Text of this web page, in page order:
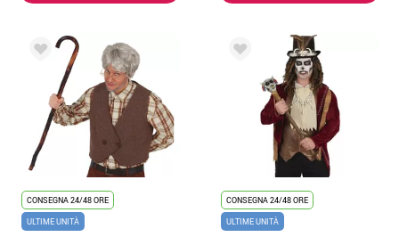
CONSEGNA 24/48 ORE
ULTIME UNITÀ
CONSEGNA 24/48 ORE
ULTIME UNITÀ